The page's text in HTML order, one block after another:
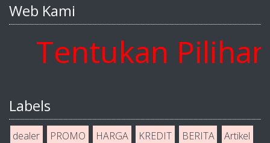
Web Kami
Pilihan
Labels
dealer PROMO HARGA KREDIT BERITA
Artikel